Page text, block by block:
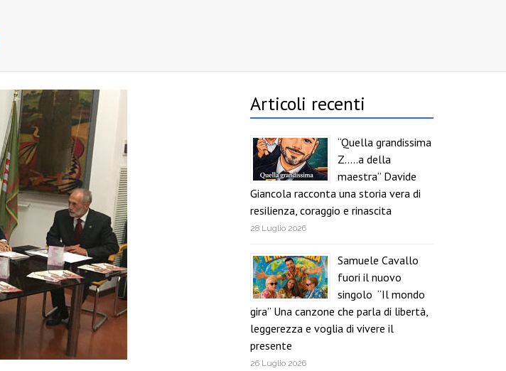
Articoli recenti
“Quella grandissima
Z…..a della
maestra” Davide
Giancola racconta una storia vera di
resilienza, coraggio e rinascita
28 Luglio 2026
Samuele Cavallo
fuori il nuovo
singolo “Il mondo
gira” Una canzone che parla di libertà,
leggerezza e voglia di vivere il
presente
26 Luglio 2026